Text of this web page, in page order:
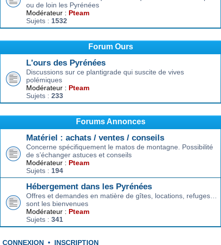
ou de loin les Pyrénées
Modérateur : Pteam
Sujets : 1532
Forum Ours
L'ours des Pyrénées
Discussions sur ce plantigrade qui suscite de vives
polémiques
Modérateur : Pteam
Sujets : 233
Forums Annonces
Matériel : achats / ventes / conseils
Concerne spécifiquement le matos de montagne. Possibilité
de s’échanger astuces et conseils
Modérateur : Pteam
Sujets : 194
Hébergement dans les Pyrénées
Offres et demandes en matière de gîtes, locations, refuges…
sont les bienvenues
Modérateur : Pteam
Sujets : 341
CONNEXION • INSCRIPTION